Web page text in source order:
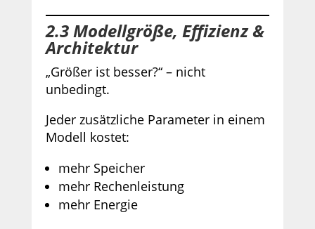
2.3 Modellgröße, Effizienz &
Architektur
„Größer ist besser?“ – nicht
unbedingt.
Jeder zusätzliche Parameter in einem
Modell kostet:
mehr Speicher
mehr Rechenleistung
mehr Energie